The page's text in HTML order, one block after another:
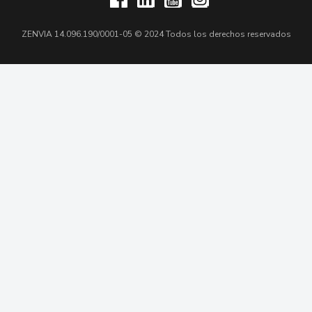
ZENVIA 14.096.190/0001-05 © 2024 Todos los derechos reservados